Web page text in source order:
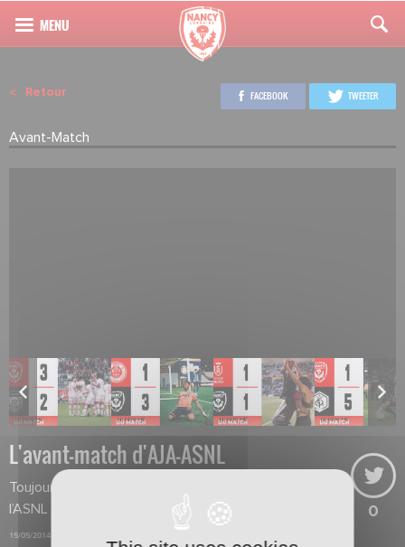
Retour
Avant-Match
FACEBOOK TWEETER
L'avant-match d'AJA-ASNL
Toujours en course pour la montée,
l’ASNL ne vise que la victoire !
15/05/2014
0